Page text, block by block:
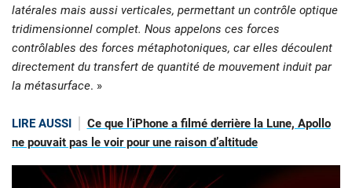
latérales mais aussi verticales, permettant un contrôle optique
tridimensionnel complet. Nous appelons ces forces
contrôlables des forces métaphotoniques, car elles découlent
directement du transfert de quantité de mouvement induit par
la métasurface. »
LIRE AUSSI
Ce que l’iPhone a filmé derrière la Lune, Apollo
ne pouvait pas le voir pour une raison d’altitude